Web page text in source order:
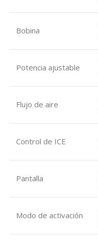
Bobina
Potencia ajustable
Flujo de aire
Control de ICE
Pantalla
Modo de activación